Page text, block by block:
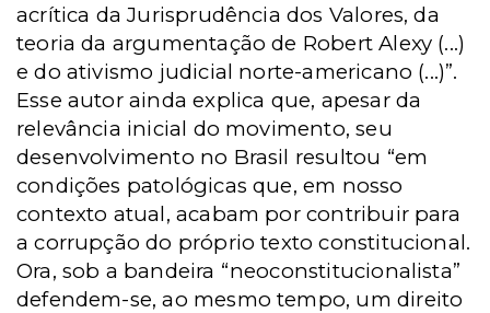
acrítica da Jurisprudência dos Valores, da
teoria da argumentação de Robert Alexy (...)
e do ativismo judicial norte-americano (...)”.
Esse autor ainda explica que, apesar da
relevância inicial do movimento, seu
desenvolvimento no Brasil resultou “em
condições patológicas que, em nosso
contexto atual, acabam por contribuir para
a corrupção do próprio texto constitucional.
Ora, sob a bandeira “neoconstitucionalista”
defendem-se, ao mesmo tempo, um direito